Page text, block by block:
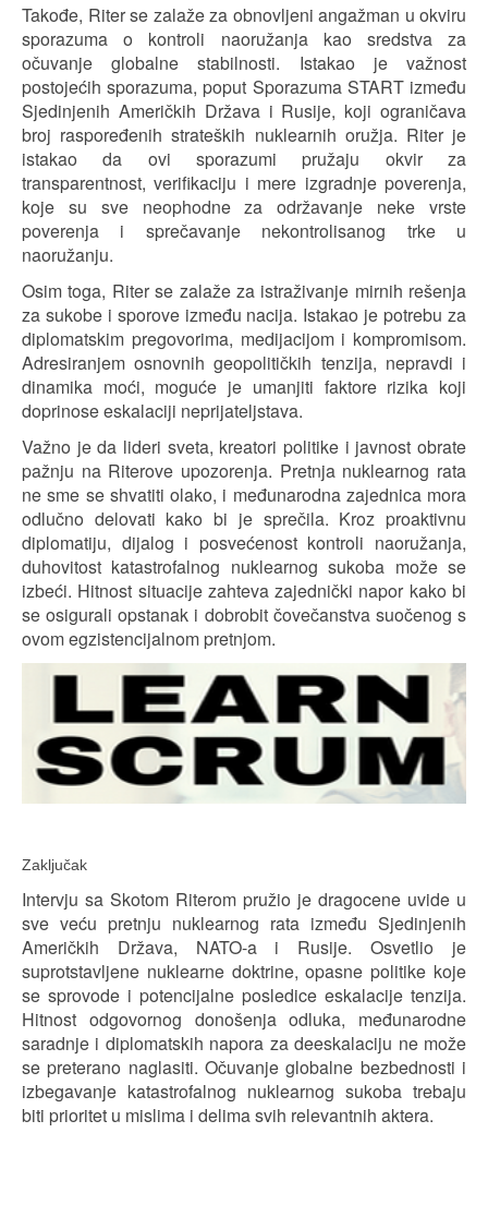
Takođe, Riter se zalaže za obnovljeni angažman u okviru
sporazuma o kontroli naoružanja kao sredstva za
očuvanje globalne stabilnosti. Istakao je važnost
postojećih sporazuma, poput Sporazuma START između
Sjedinjenih Američkih Država i Rusije, koji ograničava
broj raspoređenih strateških nuklearnih oružja. Riter je
istakao da ovi sporazumi pružaju okvir za
transparentnost, verifikaciju i mere izgradnje poverenja,
koje su sve neophodne za održavanje neke vrste
poverenja i sprečavanje nekontrolisanog trke u
naoružanju.
Osim toga, Riter se zalaže za istraživanje mirnih rešenja
za sukobe i sporove između nacija. Istakao je potrebu za
diplomatskim pregovorima, medijacijom i kompromisom.
Adresiranjem osnovnih geopolitičkih tenzija, nepravdi i
dinamika moći, moguće je umanjiti faktore rizika koji
doprinose eskalaciji neprijateljstava.
Važno je da lideri sveta, kreatori politike i javnost obrate
pažnju na Riterove upozorenja. Pretnja nuklearnog rata
ne sme se shvatiti olako, i međunarodna zajednica mora
odlučno delovati kako bi je sprečila. Kroz proaktivnu
diplomatiju, dijalog i posvećenost kontroli naoružanja,
duhovitost katastrofalnog nuklearnog sukoba može se
izbeći. Hitnost situacije zahteva zajednički napor kako bi
se osigurali opstanak i dobrobit čovečanstva suočenog s
ovom egzistencijalnom pretnjom.
Zaključak
Intervju sa Skotom Riterom pružio je dragocene uvide u
sve veću pretnju nuklearnog rata između Sjedinjenih
Američkih Država, NATO-a i Rusije. Osvetlio je
suprotstavljene nuklearne doktrine, opasne politike koje
se sprovode i potencijalne posledice eskalacije tenzija.
Hitnost odgovornog donošenja odluka, međunarodne
saradnje i diplomatskih napora za deeskalaciju ne može
se preterano naglasiti. Očuvanje globalne bezbednosti i
izbegavanje katastrofalnog nuklearnog sukoba trebaju
biti prioritet u mislima i delima svih relevantnih aktera.